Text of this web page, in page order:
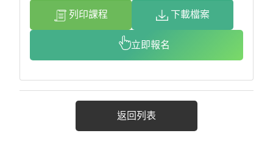
列印課程 下載檔案
立即報名
返回列表